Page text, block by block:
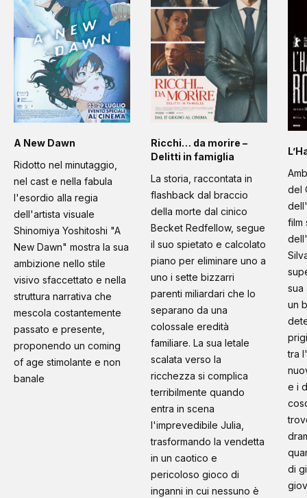
A New Dawn
Ridotto nel minutaggio,
nel cast e nella fabula
l'esordio alla regia
dell'artista visuale
Shinomiya Yoshitoshi "A
New Dawn" mostra la sua
ambizione nello stile
visivo sfaccettato e nella
struttura narrativa che
mescola costantemente
passato e presente,
proponendo un coming
of age stimolante e non
banale
Ricchi… da morire –
Delitti in famiglia
La storia, raccontata in
flashback dal braccio
della morte dal cinico
Becket Redfellow, segue
il suo spietato e calcolato
piano per eliminare uno a
uno i sette bizzarri
parenti miliardari che lo
separano da una
colossale eredità
familiare. La sua letale
scalata verso la
ricchezza si complica
terribilmente quando
entra in scena
l'imprevedibile Julia,
trasformando la vendetta
in un caotico e
pericoloso gioco di
inganni in cui nessuno è
del
film
sua
un
tra
e i
di